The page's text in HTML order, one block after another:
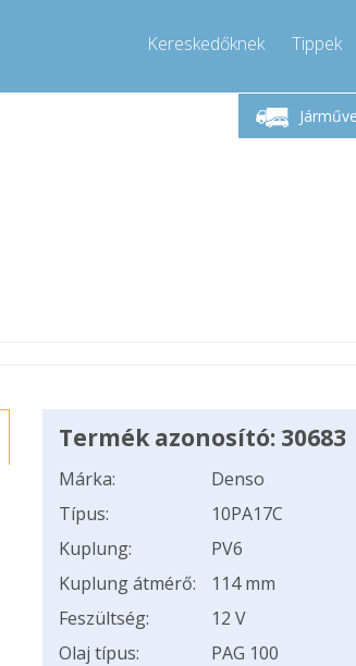
Kereskedőknek Tippek
Hívjon!
Termék azonosító: 30683
Márka:
Denso
Típus:
10PA17C
Kuplung:
PV6
Kuplung átmérő:
114 mm
Feszültség:
12 V
Olaj típus:
PAG 100